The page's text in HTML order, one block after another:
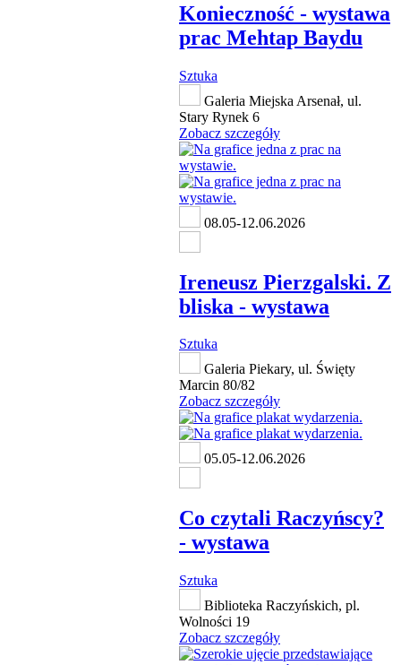
Konieczność - wystawa
prac Mehtap Baydu
Sztuka
Galeria Miejska Arsenał, ul.
Stary Rynek 6
Zobacz szczegóły
08.05-12.06.2026
Ireneusz Pierzgalski. Z
bliska - wystawa
Sztuka
Galeria Piekary, ul. Święty
Marcin 80/82
Zobacz szczegóły
05.05-12.06.2026
Co czytali Raczyńscy?
- wystawa
Sztuka
Biblioteka Raczyńskich, pl.
Wolności 19
Zobacz szczegóły